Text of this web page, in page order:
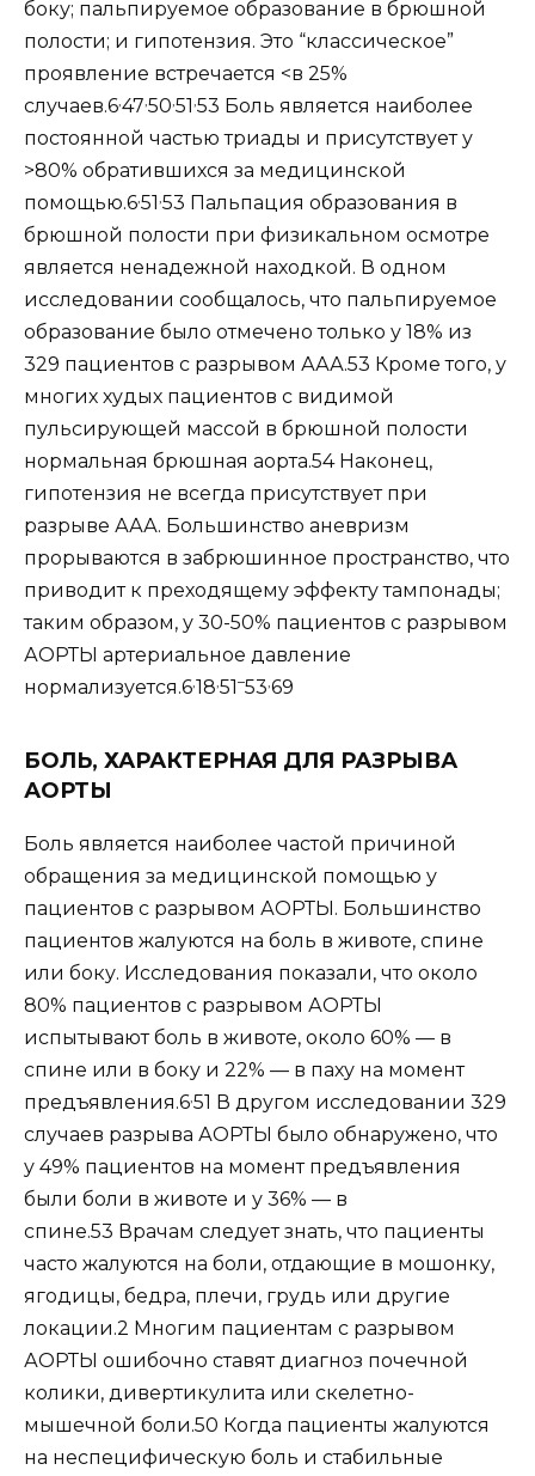
боку; пальпируемое образование в брюшной
полости; и гипотензия. Это “классическое”
проявление встречается <в 25%
случаев.647 50 51 53 Боль является наиболее
постоянной частью триады и присутствует у
>80% обратившихся за медицинской
помощью.651 53 Пальпация образования в
брюшной полости при физикальном осмотре
является ненадежной находкой. В одном
исследовании сообщалось, что пальпируемое
образование было отмечено только у 18% из
329 пациентов с разрывом ААА.53 Кроме того, у
многих худых пациентов с видимой
пульсирующей массой в брюшной полости
нормальная брюшная аорта.54 Наконец,
гипотензия не всегда присутствует при
разрыве ААА. Большинство аневризм
прорываются в забрюшинное пространство, что
приводит к преходящему эффекту тампонады;
таким образом, у 30-50% пациентов с разрывом
АОРТЫ артериальное давление
нормализуется.618 51–53 69
БОЛЬ, ХАРАКТЕРНАЯ ДЛЯ РАЗРЫВА
АОРТЫ
Боль является наиболее частой причиной
обращения за медицинской помощью у
пациентов с разрывом АОРТЫ. Большинство
пациентов жалуются на боль в животе, спине
или боку. Исследования показали, что около
80% пациентов с разрывом АОРТЫ
испытывают боль в животе, около 60% — в
спине или в боку и 22% — в паху на момент
предъявления.651 В другом исследовании 329
случаев разрыва АОРТЫ было обнаружено, что
у 49% пациентов на момент предъявления
были боли в животе и у 36% — в
спине.53 Врачам следует знать, что пациенты
часто жалуются на боли, отдающие в мошонку,
ягодицы, бедра, плечи, грудь или другие
локации.2 Многим пациентам с разрывом
АОРТЫ ошибочно ставят диагноз почечной
колики, дивертикулита или скелетно-
мышечной боли.50 Когда пациенты жалуются
на неспецифическую боль и стабильные